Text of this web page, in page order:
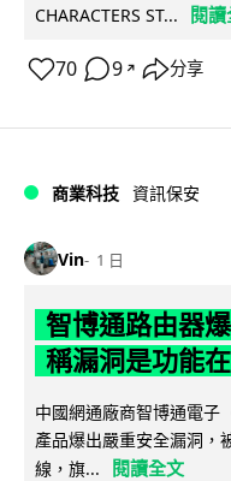
CHARACTERS ST...
閱
70 9 ↗ 分享
商業科技 資訊保安
Vin 1 日
智博通路由器
稱漏洞是功能
中國網通廠商智博通電
產品爆出嚴重安全漏洞，
線，旗...
閱讀全文